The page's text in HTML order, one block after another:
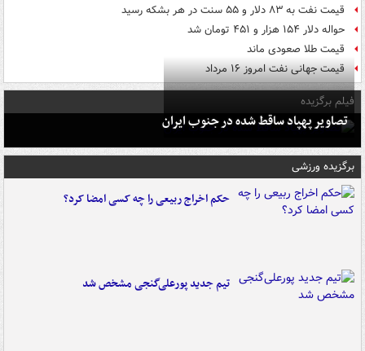
قیمت نفت به ۸۳ دلار و ۵۵ سنت در هر بشکه رسید
حواله دلار ۱۵۴ هزار و ۴۵۱ تومان شد
قیمت طلا صعودی ماند
قیمت جهانی نفت امروز ۱۶ مرداد
فیلم برگزیده
تصاویر پهپاد ساقط شده در جنوب ایران
برگزیده ورزشی
حکم اخراج ربیعی را چه کسی امضا کرد؟
تیم جدید پورعلی‌گنجی مشخص شد